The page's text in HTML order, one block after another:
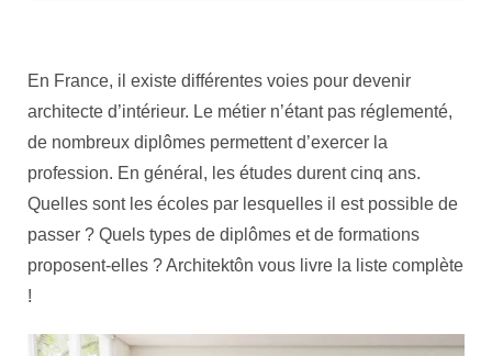
En France, il existe différentes voies pour devenir
architecte d’intérieur. Le métier n’étant pas réglementé,
de nombreux diplômes permettent d’exercer la
profession. En général, les études durent cinq ans.
Quelles sont les écoles par lesquelles il est possible de
passer ? Quels types de diplômes et de formations
proposent-elles ? Architektôn vous livre la liste complète
!